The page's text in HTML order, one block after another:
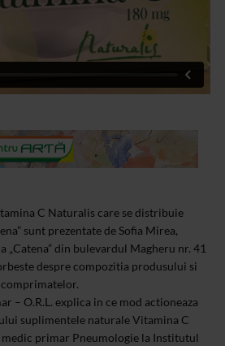
C Naturalis care se distribuie
sunt prezentate de Sofia Mirea,
„Catena” din bulevardul Magheru nr. 41
despre compozitia produsului si
– O.R.L. explica in ce mod actioneaza
suplimentele naturale Vitamina C
primar Pneumologie la Institutul